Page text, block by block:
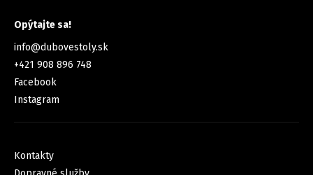
Opýtajte sa!
info@dubovestoly.sk
+421 908 896 748
Facebook
Instagram
Kontakty